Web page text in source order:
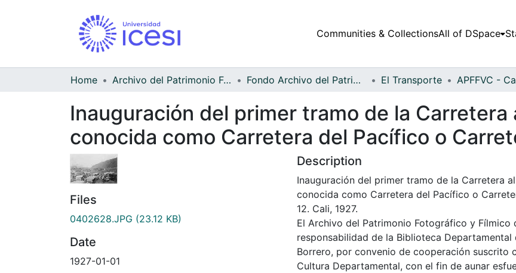
Communities & CollectionsAll of DSpace
Home Archivo del Patrimonio Fotográfico y Fílmico del Valle del Cauca Fondo Archivo del Patrimonio Fotográfico y Fílmico del Valle del Cauca El Transporte
Inauguración del primer tramo de la Carretera
conocida como Carretera del Pacífico o
Files
0402628.JPG (23.12 KB)
Date
1927-01-01
Description
Inauguración del primer tramo de la Carretera
conocida como Carretera del Pacífico o
12. Cali, 1927.
El Archivo del Patrimonio Fotográfico y Fílmico
responsabilidad de la Biblioteca Departamental
Borrero, por convenio de cooperación suscrito
Cultura Departamental, con el fin de aunar